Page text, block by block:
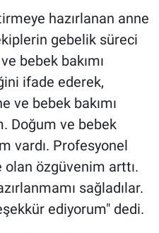
hazırlanan anne
gebelik süreci
bebek bakımı
ifade ederek,
ve bebek bakımı
Doğum ve bebek
vardı. Profesyonel
özgüvenim arttı.
sağladılar.
ediyorum" dedi.